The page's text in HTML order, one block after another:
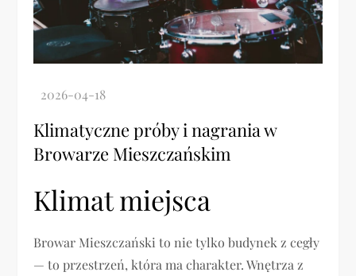
Klimatyczne próby i nagrania w
Browarze Mieszczańskim
Klimat miejsca
Browar Mieszczański to nie tylko budynek z cegły
— to przestrzeń, która ma charakter. Wnętrza z